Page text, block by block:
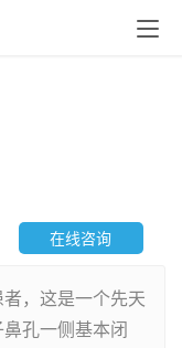
在线咨询
，这是一个先天
孔一侧基本闭